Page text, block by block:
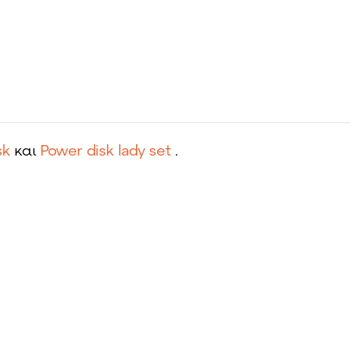
και Power disk lady set .